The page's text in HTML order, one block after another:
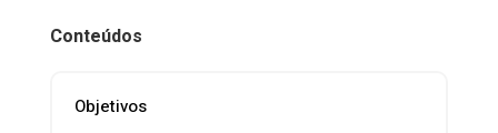
Conteúdos
Objetivos